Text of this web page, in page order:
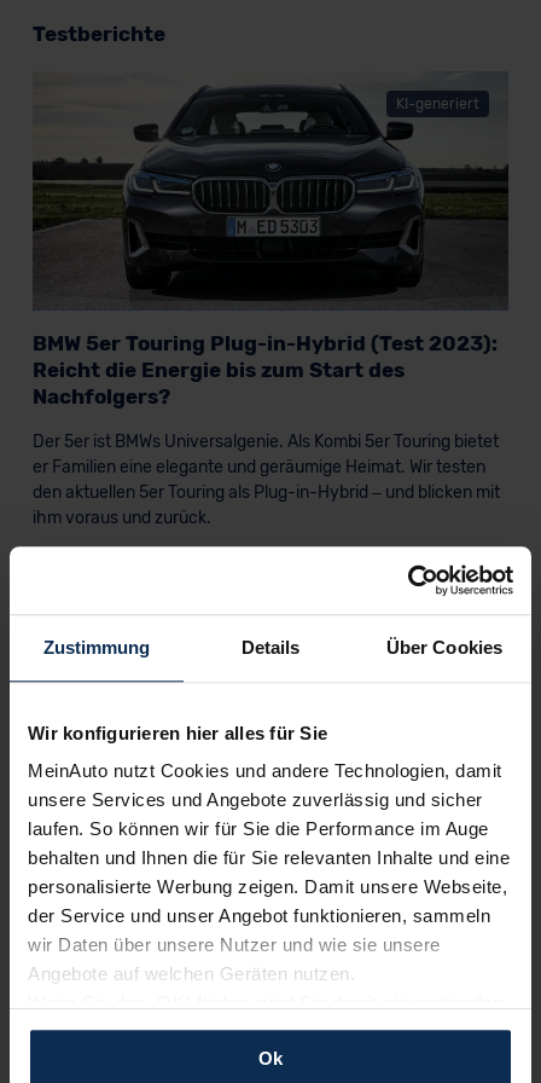
Zustimmung Details Über Cookies
Wir konfigurieren hier alles für Sie
MeinAuto nutzt Cookies und andere Technologien, damit
unsere Services und Angebote zuverlässig und sicher
laufen. So können wir für Sie die Performance im Auge
behalten und Ihnen die für Sie relevanten Inhalte und eine
personalisierte Werbung zeigen. Damit unsere Webseite,
der Service und unser Angebot funktionieren, sammeln
wir Daten über unsere Nutzer und wie sie unsere
Angebote auf welchen Geräten nutzen.
und erlauben uns Cookies für unseren Service zu
verwenden und diese Daten an Dritte weiterzugeben,
Ok
Testberichte
KI-generiert
BMW 5er Touring Plug-in-Hybrid (Test 2023):
Reicht die Energie bis zum Start des
Nachfolgers?
Der 5er ist BMWs Universalgenie. Als Kombi 5er Touring bietet
er Familien eine elegante und geräumige Heimat. Wir testen
den aktuellen 5er Touring als Plug-in-Hybrid – und blicken mit
ihm voraus und zurück.
BMW M3 Competition Limousine (Test 2023):
Wackelt die Performance-Krone?